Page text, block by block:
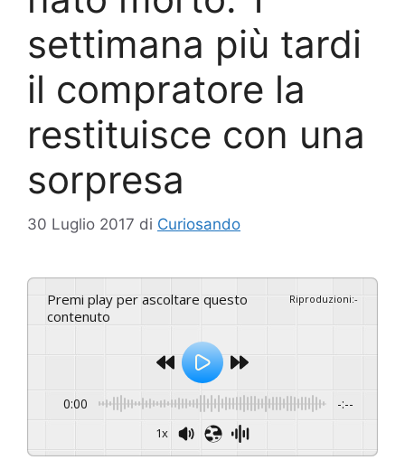
settimana più tardi
il compratore la
restituisce con una
sorpresa
30 Luglio 2017 di Curiosando
Premi play per ascoltare questo
contenuto
Riproduzioni:-
0:00 -:--
1x